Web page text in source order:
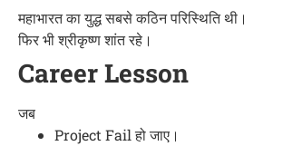
महाभारत का युद्ध सबसे कठिन परिस्थिति थी।
फिर भी श्रीकृष्ण शांत रहे।
Career Lesson
जब
Project Fail हो जाए।